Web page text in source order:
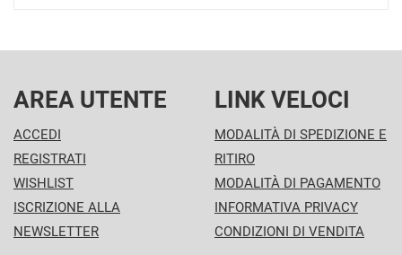
AREA UTENTE
ACCEDI
REGISTRATI
WISHLIST
ISCRIZIONE ALLA
NEWSLETTER
LINK VELOCI
MODALITÀ DI SPEDIZIONE E
RITIRO
MODALITÀ DI PAGAMENTO
INFORMATIVA PRIVACY
CONDIZIONI DI VENDITA